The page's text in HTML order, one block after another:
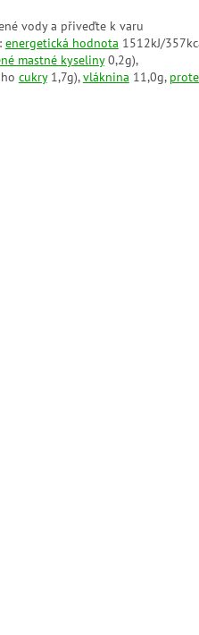
vody a přiveďte k varu
energetická hodnota 1512kJ/
mastné kyseliny0,2g),
cukry1,7g),vláknina 11,0g,